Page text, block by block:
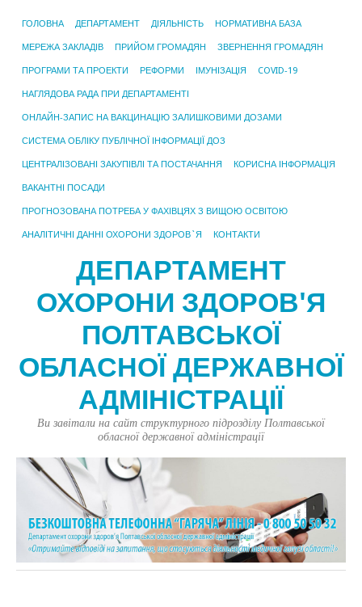
ГОЛОВНА ДЕПАРТАМЕНТ ДІЯЛЬНІСТЬ НОРМАТИВНА БАЗА
МЕРЕЖА ЗАКЛАДІВ ПРИЙОМ ГРОМАДЯН ЗВЕРНЕННЯ ГРОМАДЯН
ПРОГРАМИ ТА ПРОЕКТИ РЕФОРМИ ІМУНІЗАЦІЯ COVID-19
НАГЛЯДОВА РАДА ПРИ ДЕПАРТАМЕНТІ
ОНЛАЙН-ЗАПИС НА ВАКЦИНАЦІЮ ЗАЛИШКОВИМИ ДОЗАМИ
СИСТЕМА ОБЛІКУ ПУБЛІЧНОЇ ІНФОРМАЦІЇ ДОЗ
ЦЕНТРАЛІЗОВАНІ ЗАКУПІВЛІ ТА ПОСТАЧАННЯ КОРИСНА ІНФОРМАЦІЯ
ВАКАНТНІ ПОСАДИ
ПРОГНОЗОВАНА ПОТРЕБА У ФАХІВЦЯХ З ВИЩОЮ ОСВІТОЮ
АНАЛІТИЧНІ ДАННІ ОХОРОНИ ЗДОРОВ`Я КОНТАКТИ
ДЕПАРТАМЕНТ
ОХОРОНИ ЗДОРОВ'Я
ПОЛТАВСЬКОЇ
ОБЛАСНОЇ ДЕРЖАВНОЇ
АДМІНІСТРАЦІЇ
Ви завітали на сайт структурного підрозділу Полтавської
обласної державної адміністрації